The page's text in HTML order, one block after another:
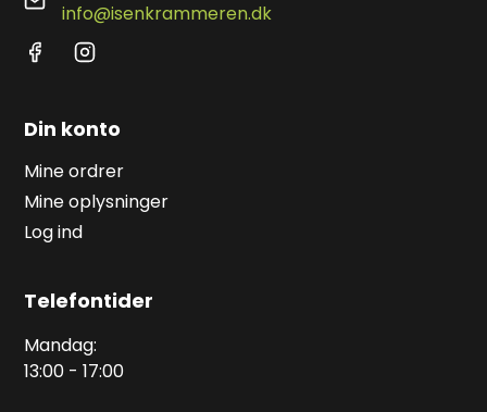
info@isenkrammeren.dk
Din konto
Mine ordrer
Mine oplysninger
Log ind
Telefontider
Mandag:
13:00 - 17:00